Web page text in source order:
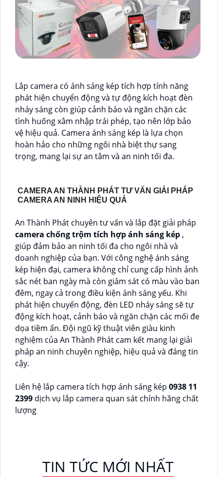
Lắp camera có ánh sáng kép tích hợp tính năng
phát hiện chuyển động và tự động kích hoạt đèn
nháy sáng còn giúp cảnh báo và ngăn chặn các
tình huống xâm nhập trái phép, tạo nên lớp bảo
vệ hiệu quả. Camera ánh sáng kép là lựa chọn
hoàn hảo cho những ngôi nhà biệt thự sang
trọng, mang lại sự an tâm và an ninh tối đa.
CAMERA AN THÀNH PHÁT TƯ VẤN GIẢI PHÁP
CAMERA AN NINH HIỆU QUẢ
An Thành Phát chuyên tư vấn và lắp đặt giải pháp
camera chống trộm tích hợp ánh sáng kép ,
giúp đảm bảo an ninh tối đa cho ngôi nhà và
doanh nghiệp của bạn. Với công nghệ ánh sáng
kép hiện đại, camera không chỉ cung cấp hình ảnh
sắc nét ban ngày mà còn giám sát có màu vào ban
đêm, ngay cả trong điều kiện ánh sáng yếu. Khi
phát hiện chuyển động, đèn LED nháy sáng sẽ tự
động kích hoạt, cảnh báo và ngăn chặn các mối đe
dọa tiềm ẩn. Đội ngũ kỹ thuật viên giàu kinh
nghiệm của An Thành Phát cam kết mang lại giải
pháp an ninh chuyên nghiệp, hiệu quả và đáng tin
cậy.
Liên hệ lắp camera tích hợp ánh sáng kép 0938 11
2399 dịch vụ lắp camera quan sát chính hãng chất
lượng
TIN TỨC MỚI NHẤT